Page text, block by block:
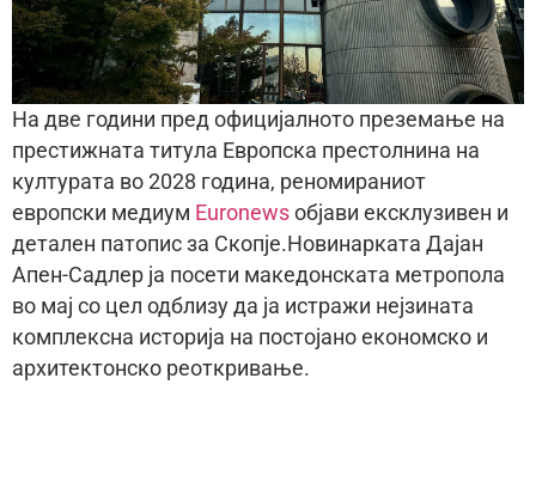
На две години пред официјалното преземање на
престижната титула Европска престолнина на
културата во 2028 година, реномираниот
европски медиум Euronews објави ексклузивен и
детален патопис за Скопје.Новинарката Дајан
Апен-Садлер ја посети македонската метропола
во мај со цел одблизу да ја истражи нејзината
комплексна историја на постојано економско и
архитектонско реоткривање.